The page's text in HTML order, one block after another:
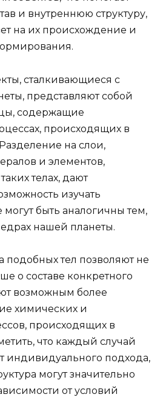
и внутреннюю структуру,
на их происхождение и
сталкивающиеся с
представляют собой
содержащие
происходящих в
на слои,
и элементов,
телах, дают
изучать
быть аналогичны тем,
нашей планеты.
подобных тел позволяют не
о составе конкретного
возможным более
химических и
происходящих в
что каждый случай
индивидуального подхода,
могут значительно
от условий